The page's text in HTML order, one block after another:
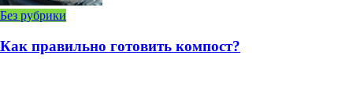
Без рубрики
Как правильно готовить компост?